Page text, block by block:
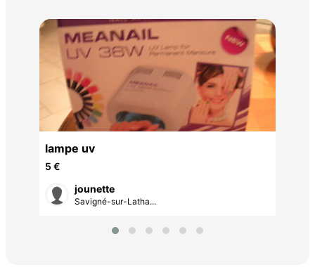
lampe uv
5 €
jounette
Savigné-sur-Latha...